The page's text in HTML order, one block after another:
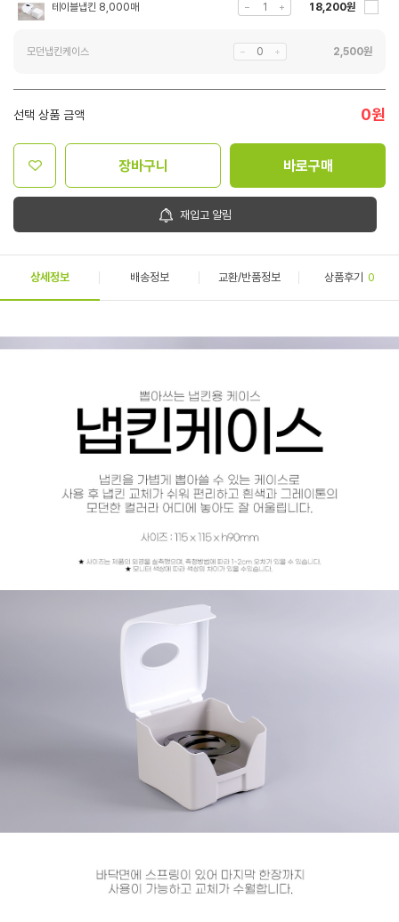
테이블냅킨 8,000매 18,200원
모던냅킨케이스 2,500원
선택 상품 금액 0원
장바구니 바로구매
재입고 알림
상세정보 배송정보 교환/반품정보 상품후기 0